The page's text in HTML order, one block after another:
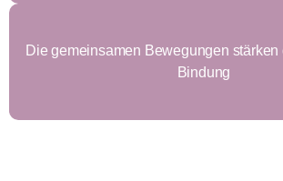
Die gemeinsamen Bewegungen stärken
Bindung